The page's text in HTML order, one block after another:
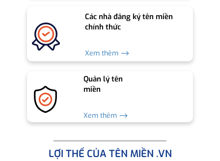
Các nhà đăng ký tên miền
chính thức
Xem thêm ⟶
Quản lý tên
miền
Xem thêm ⟶
LỢI THẾ CỦA TÊN MIỀN .VN